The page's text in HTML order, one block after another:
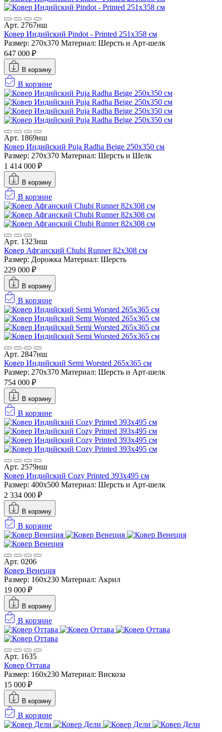
Арт. 2767нш
Ковер Индийский Pindot - Printed 251x358 см
Размер: 270x370 Материал: Шерсть и Арт-шелк
647 000 ₽
В корзину
В корзине
Арт. 1869нш
Ковер Индийский Puja Radha Beige 250x350 см
Размер: 270x370 Материал: Шерсть и Шелк
1 414 000 ₽
В корзину
В корзине
Арт. 1323нш
Ковер Афганский Chubi Runner 82x308 см
Размер: Дорожка Материал: Шерсть
229 000 ₽
В корзину
В корзине
Арт. 2847нш
Ковер Индийский Semi Worsted 265x365 см
Размер: 270x370 Материал: Шерсть и Арт-шелк
754 000 ₽
В корзину
В корзине
Арт. 2579нш
Ковер Индийский Cozy Printed 393x495 см
Размер: 400x500 Материал: Шерсть и Арт-шелк
2 334 000 ₽
В корзину
В корзине
Арт. 0206
Ковер Венеция
Размер: 160х230 Материал: Акрил
19 000 ₽
В корзину
В корзине
Арт. 1635
Ковер Оттава
Размер: 160х230 Материал: Вискоза
15 000 ₽
В корзину
В корзине